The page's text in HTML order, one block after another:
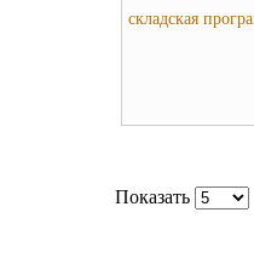
складская
Показать